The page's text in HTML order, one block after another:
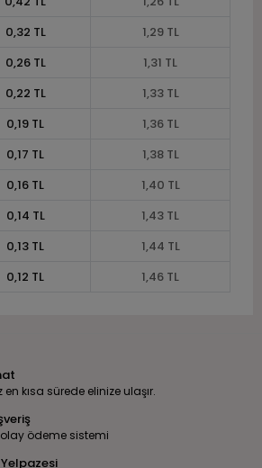
0,32 TL
1,29 TL
0,26 TL
1,31 TL
0,22 TL
1,33 TL
0,19 TL
1,36 TL
0,17 TL
1,38 TL
0,16 TL
1,40 TL
0,14 TL
1,43 TL
0,13 TL
1,44 TL
0,12 TL 1,46 TL
en kısa sürede elinize ulaşır.
ödeme sistemi